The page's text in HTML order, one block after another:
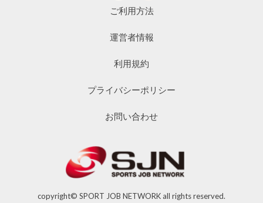
ご利用方法
運営者情報
利用規約
プライバシーポリシー
お問い合わせ
copyright© SPORT JOB NETWORK all rights reserved.